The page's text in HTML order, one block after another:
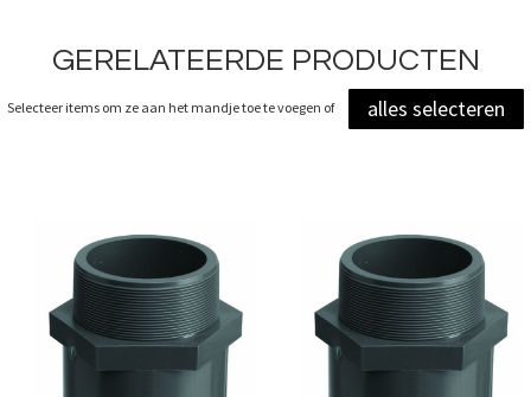
GERELATEERDE PRODUCTEN
Selecteer items om ze aan het mandje toe te voegen of alles selecteren